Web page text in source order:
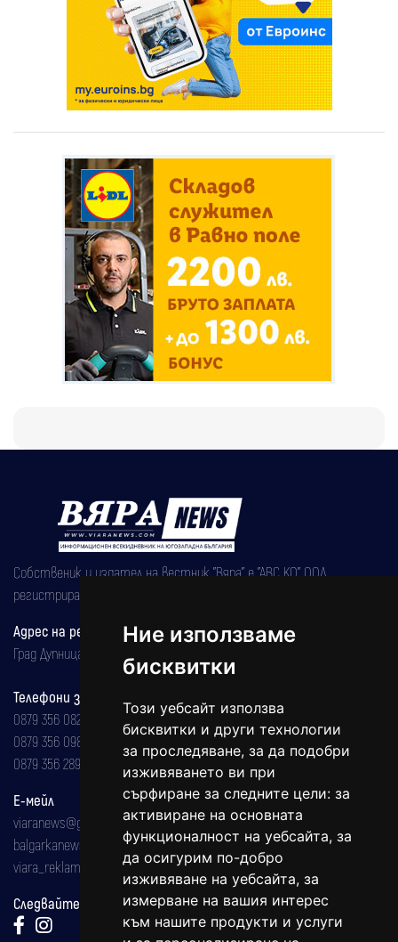
Ние използваме
бисквитки
Този уебсайт използва
бисквитки и други технологии
за проследяване, за да подобри
изживяването ви при
сърфиране за следните цели: за
активиране на основната
функционалност на уебсайта, за
да осигурим по-добро
изживяване на уебсайта, за
измерване на вашия интерес
към нашите продукти и услуги
Собственик и издател на вестник "Вяра" е "АВС КО" ООД,
регистрирана на 08.05.2002 година.
Адрес на редакцията
Град Дупница, ул.''Христо Ботев" 43
Телефони за реклама и абонаменти
0879 356 082
0879 356 098
0879 356 289
Е-мейл
viaranews@gmail.com
balgarkanews@gmail.com
viara_reklama@mail.bg
Следвайте ни: